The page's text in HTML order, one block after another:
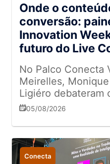
Onde o
conversão:
Innovation
futuro do Live
No Palco Conecta
Meirelles,
Ligiéro debateram
interatividade, a
ambiente digital
jornada de compra
05/08/2026
Conecta